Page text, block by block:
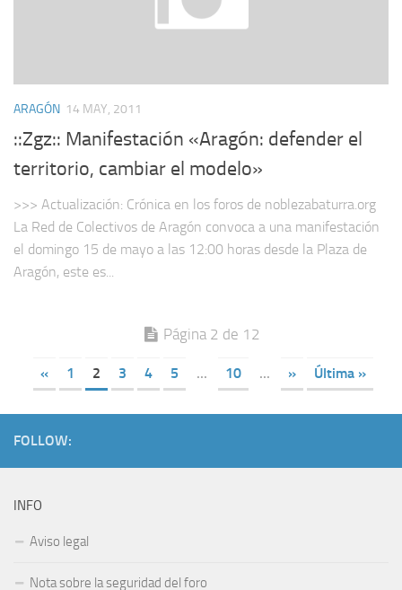
ARAGÓN 14 MAY, 2011
::Zgz:: Manifestación «Aragón: defender el
territorio, cambiar el modelo»
>>> Actualización: Crónica en los foros de noblezabaturra.org
La Red de Colectivos de Aragón convoca a una manifestación
el domingo 15 de mayo a las 12:00 horas desde la Plaza de
Aragón, este es...
Página 2 de 12
« 1 2 3 4 5 ... 10 ... » Última »
FOLLOW:
INFO
Aviso legal
Nota sobre la seguridad del foro